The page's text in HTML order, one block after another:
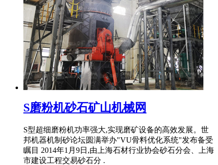
S磨粉机砂石矿山机械网
S型超细磨粉机功率强大,实现磨矿设备的高效发展。世
邦机器机制砂论坛圆满举办"VU骨料优化系统"发布备受
瞩目 2014年1月9日,由上海石材行业协会砂石分会、上海
市建设工程交易砂石分 .